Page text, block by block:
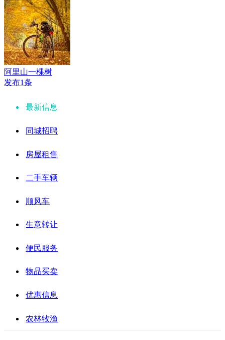
阿里山一棵树
发布1条
最新信息
同城招聘
房屋租售
二手车辆
顺风车
生意转让
便民服务
物品买卖
优惠信息
农林牧渔